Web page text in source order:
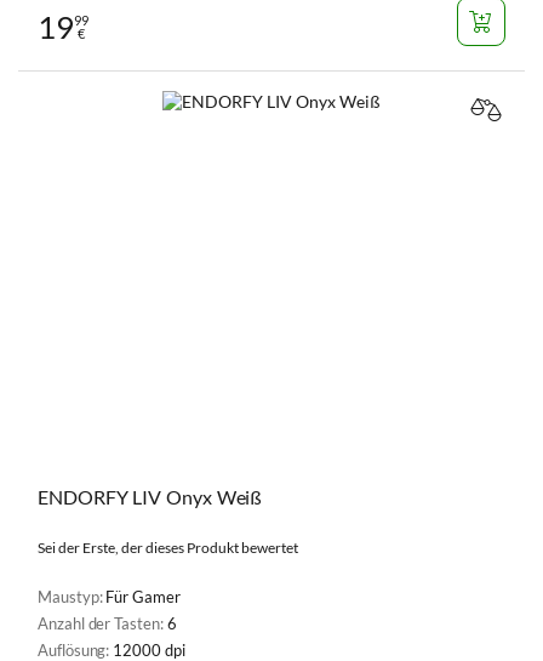
1999
€
ENDORFY LIV Onyx Weiß
Sei der Erste, der dieses Produkt bewertet
Maustyp:Für Gamer
Anzahl der Tasten:6
Auflösung: 12000 dpi